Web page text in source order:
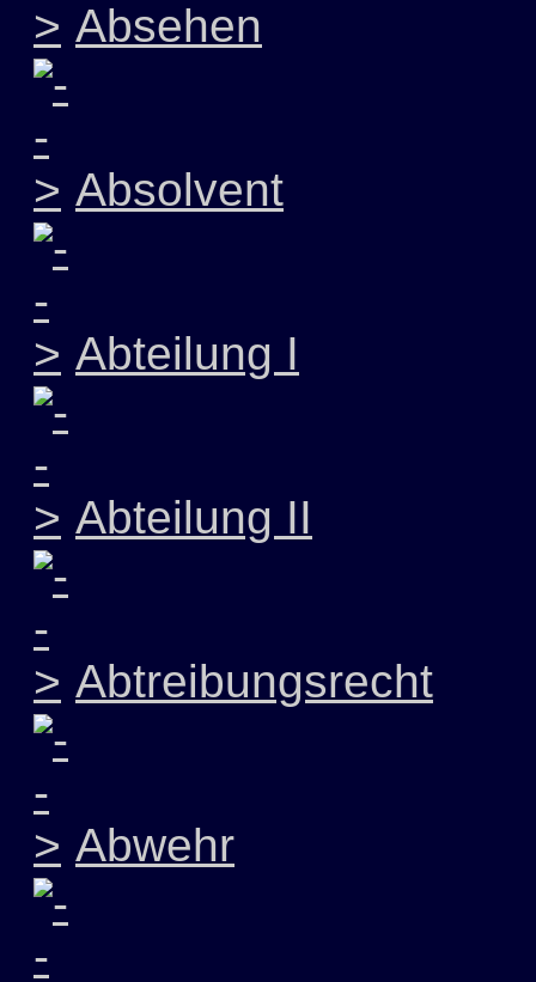
Absehen
Absolvent
Abteilung I
Abteilung II
Abtreibungsrecht
Abwehr